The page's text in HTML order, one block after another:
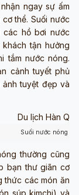
ngay sự ấm
thể. Suối nước
các hồ bơi nước
tận hưởng
tắm nước nóng.
cảnh tuyết phủ
tuyệt đẹp và
Suối nước nóng
thường cũng
bạn thư giãn cơ
thức các món ăn